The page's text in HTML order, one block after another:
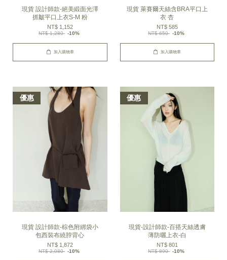
現貨 設計師款-絕美緞面光澤
抓皺平口上衣S-M 粉
NT$ 1,152
NT$ 1,280 -10%
加入購物車
現貨 萊賽爾天絲含BRA平口上
衣 杏
NT$ 585
NT$ 650 -10%
加入購物車
優惠
現貨 設計師款-棕色附綁袋小
包西裝布繞脖背心
NT$ 1,872
NT$ 2,080 -10%
優惠
現貨-設計師款-百搭天絲透膚
薄防曬上衣-白
NT$ 801
NT$ 890 -10%